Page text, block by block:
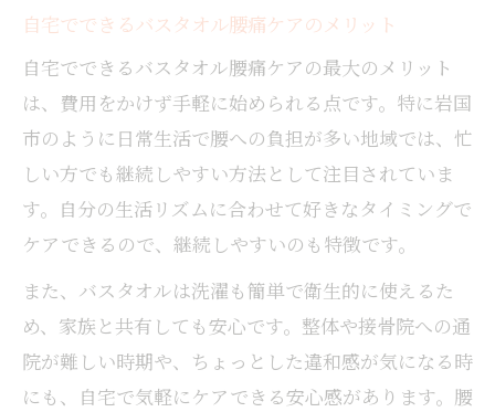
自宅でできるバスタオル腰痛ケアのメリット
自宅でできるバスタオル腰痛ケアの最大のメリット
は、費用をかけず手軽に始められる点です。特に岩国
市のように日常生活で腰への負担が多い地域では、忙
しい方でも継続しやすい方法として注目されていま
す。自分の生活リズムに合わせて好きなタイミングで
ケアできるので、継続しやすいのも特徴です。
また、バスタオルは洗濯も簡単で衛生的に使えるた
め、家族と共有しても安心です。整体や接骨院への通
院が難しい時期や、ちょっとした違和感が気になる時
にも、自宅で気軽にケアできる安心感があります。腰